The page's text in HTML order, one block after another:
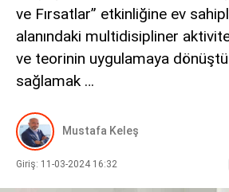
SAĞLIK
POLITIKA
ASAYIŞ
DIĞER
ve Fırsatlar” etkinliğine ev
alanındaki multidisipliner
ve teorinin uygulamaya
sağlamak …
Mustafa Keleş
Giriş: 11-03-2024 16:32